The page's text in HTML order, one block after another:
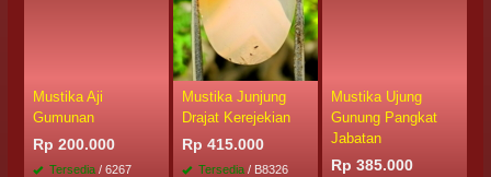
Mustika Aji
Gumunan
Rp 200.000
Tersedia / 6267
Mustika Junjung
Drajat Kerejekian
Rp 415.000
Tersedia / B8326
Mustika Ujung
Gunung Pangkat
Jabatan
Rp 385.000